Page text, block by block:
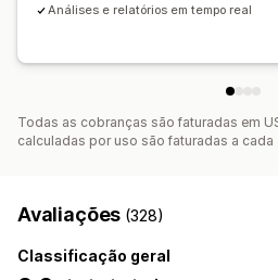
Análises e relatórios em tempo real
Todas as cobranças são faturadas em
calculadas por uso são faturadas a cada
Avaliações (328)
Classificação geral